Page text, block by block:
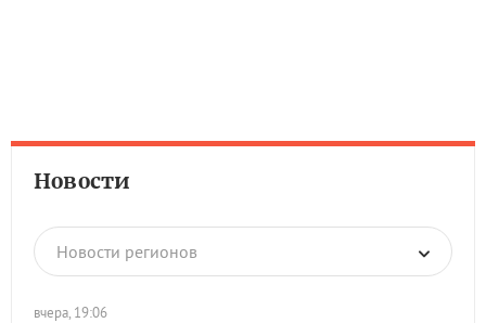
Новости
Новости регионов
вчера, 19:06